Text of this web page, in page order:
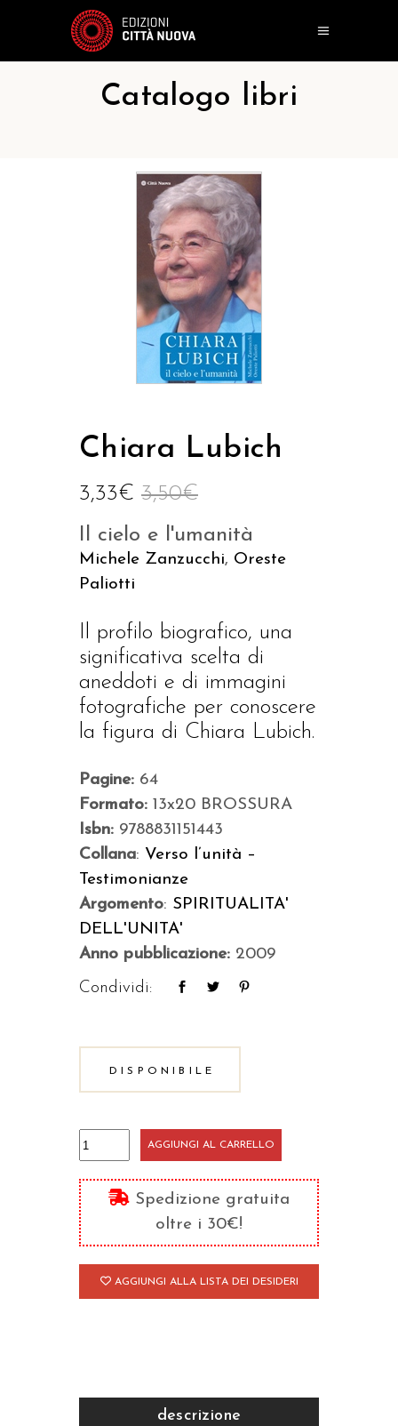
Catalogo libri
Chiara Lubich
3,50€
3,33€
Il cielo e l'umanità
Michele Zanzucchi, Oreste
Paliotti
Il profilo biografico, una
significativa scelta di
aneddoti e di immagini
fotografiche per conoscere
la figura di Chiara Lubich.
Pagine: 64
Formato: 13x20 BROSSURA
Isbn: 9788831151443
Collana: Verso l’unità –
Testimonianze
Argomento: SPIRITUALITA'
DELL'UNITA'
Anno pubblicazione: 2009
Condividi:
DISPONIBILE
Chiara
Lubich
quantità
AGGIUNGI AL CARRELLO
Spedizione gratuita
oltre i 30€!
AGGIUNGI ALLA LISTA DEI DESIDERI
descrizione